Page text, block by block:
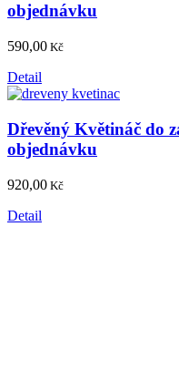
objednávku
590,00 Kč
Detail
Dřevěný Květináč do
objednávku
920,00 Kč
Detail